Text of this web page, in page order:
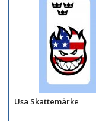
Usa Skattemärke